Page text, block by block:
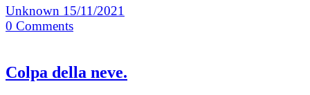
Unknown 15/11/2021
0 Comments
Colpa della neve.